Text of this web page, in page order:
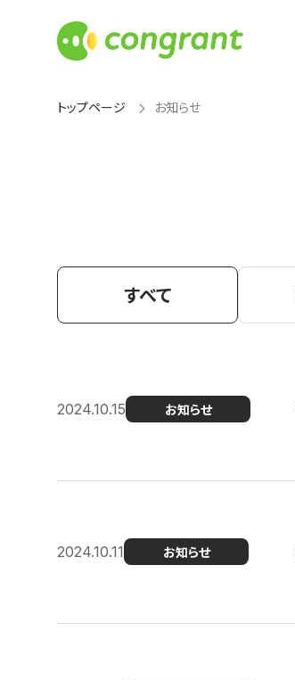
トップページ お知らせ
すべて
2024.10.15 お知らせ
2024.10.11 お知らせ